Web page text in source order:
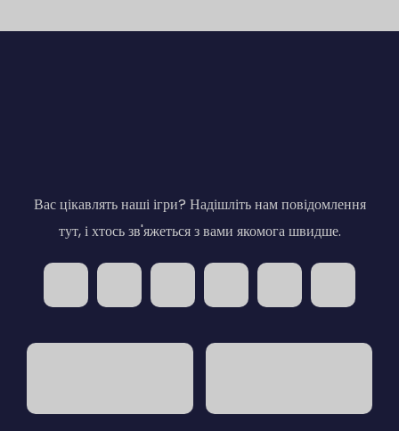
Вас цікавлять наші ігри? Надішліть нам повідомлення
тут, і хтось зв'яжеться з вами якомога швидше.